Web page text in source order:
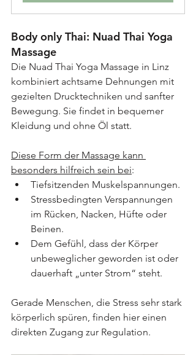
Body only Thai: Nuad Thai Yoga
Massage
Die Nuad Thai Yoga Massage in Linz
kombiniert achtsame Dehnungen mit
gezielten Drucktechniken und sanfter
Bewegung. Sie findet in bequemer
Kleidung und ohne Öl statt.
Diese Form der Massage kann
besonders hilfreich sein bei:
Tiefsitzenden Muskelspannungen.
Stressbedingten Verspannungen
im Rücken, Nacken, Hüfte oder
Beinen.
Dem Gefühl, dass der Körper
unbeweglicher geworden ist oder
dauerhaft „unter Strom“ steht.
Gerade Menschen, die Stress sehr stark
körperlich spüren, finden hier einen
direkten Zugang zur Regulation.